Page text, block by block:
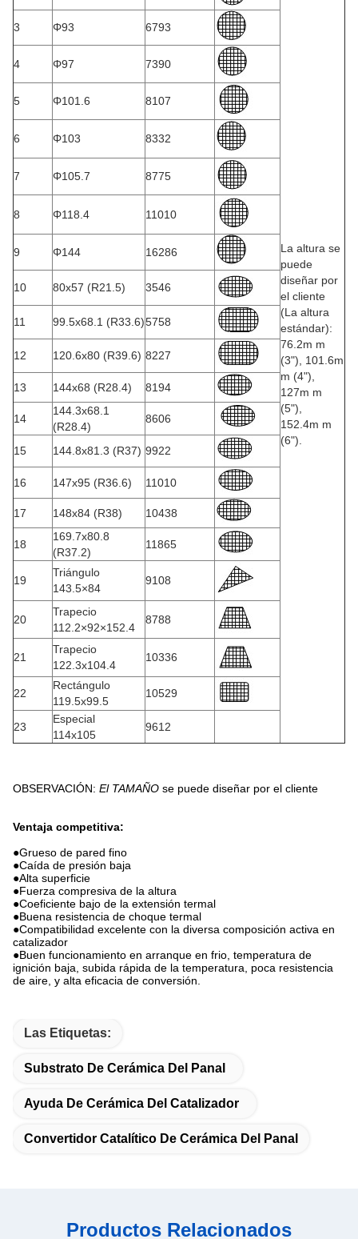
La altura se
puede
diseñar por
el cliente
(La altura
estándar):
76.2m m
(3"), 101.6m
m (4"),
127m m
(5"),
152.4m m
(6").
3 Φ93 6793
4 Φ97 7390
5 Φ101.6 8107
6 Φ103 8332
7 Φ105.7 8775
8 Φ118.4 11010
9 Φ144 16286
10 80x57 (R21.5) 3546
11 99.5x68.1 (R33.6)5758
12 120.6x80 (R39.6) 8227
13 144x68 (R28.4) 8194
14
144.3x68.1
(R28.4)
8606
15 144.8x81.3 (R37) 9922
16 147x95 (R36.6) 11010
17 148x84 (R38) 10438
18
169.7x80.8
(R37.2)
11865
19
Triángulo
143.5×84
9108
20
Trapecio
112.2×92×152.4
8788
21
Trapecio
122.3x104.4
10336
22
Rectángulo
119.5x99.5
10529
23
Especial
114x105
9612
OBSERVACIÓN: El TAMAÑO se puede diseñar por el cliente
Ventaja competitiva:
●Grueso de pared fino
●Caída de presión baja
●Alta superficie
●Fuerza compresiva de la altura
●Coeficiente bajo de la extensión termal
●Buena resistencia de choque termal
●Compatibilidad excelente con la diversa composición activa en
catalizador
●Buen funcionamiento en arranque en frio, temperatura de
ignición baja, subida rápida de la temperatura, poca resistencia
de aire, y alta eficacia de conversión.
Las Etiquetas:
Substrato De Cerámica Del Panal
Ayuda De Cerámica Del Catalizador
Convertidor Catalítico De Cerámica Del Panal
Productos Relacionados